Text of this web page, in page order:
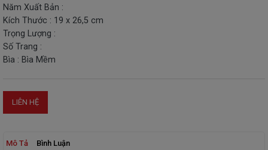
Năm Xuất Bản :
Kích Thước : 19 x 26,5 cm
Trọng Lượng :
Số Trang :
Bìa : Bìa Mềm
LIÊN HỆ
Mô Tả Bình Luận